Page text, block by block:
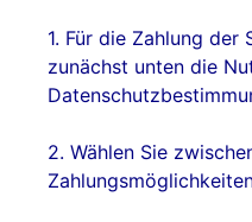
1. Für die Zahlung
zunächst unten die
2. Wählen Sie